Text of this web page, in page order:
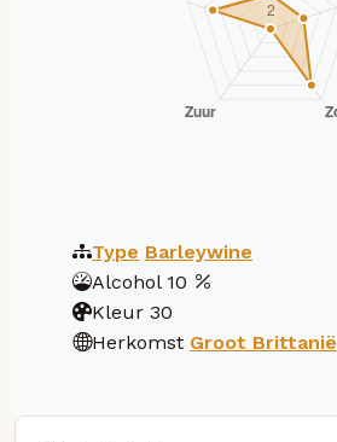
Type Barleywine
Alcohol 10
Kleur 30
Herkomst Groot Brittanië